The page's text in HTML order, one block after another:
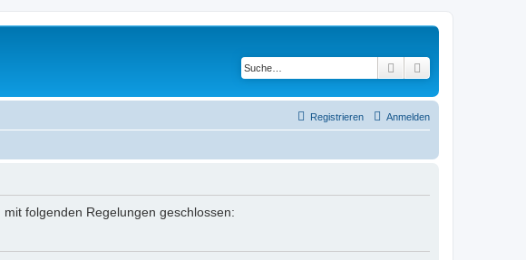
Suche
Anmelden
Registrieren
folgenden Regelungen geschlossen: